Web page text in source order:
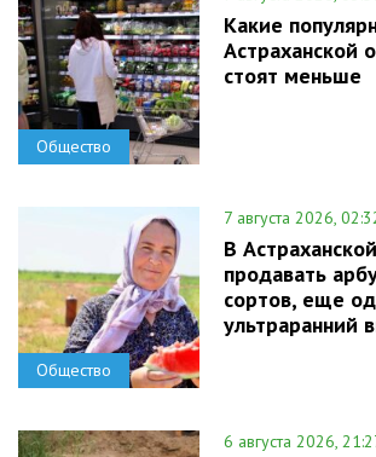
Общество
Какие
Астраханской
стоят меньше
Общество
7 августа 2026,
В
продавать
сортов, еще
ультраранний
6 августа 2026,